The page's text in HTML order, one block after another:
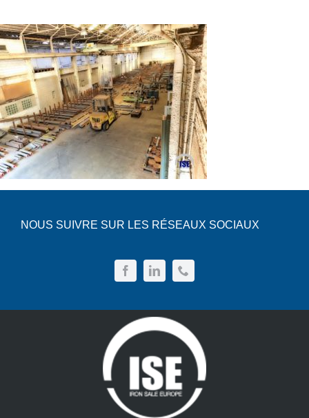
Français
Nederlands
NOUS SUIVRE SUR LES RÉSEAUX SOCIAUX